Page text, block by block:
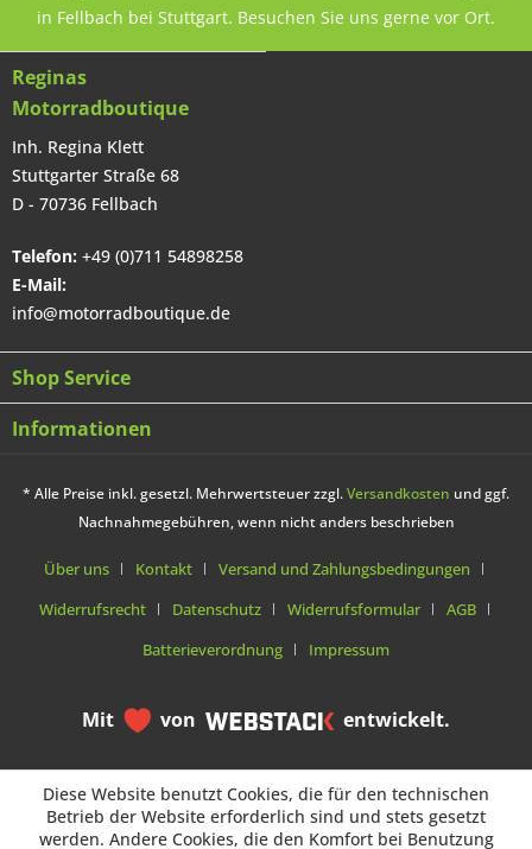
in Fellbach bei Stuttgart. Besuchen Sie uns gerne vor Ort.
Reginas
Motorradboutique
Inh. Regina Klett
Stuttgarter Straße 68
D - 70736 Fellbach
Telefon: +49 (0)711 54898258
E-Mail:
info@motorradboutique.de
Shop Service
Informationen
* Alle Preise inkl. gesetzl. Mehrwertsteuer zzgl.Versandkosten und ggf.
Nachnahmegebühren, wenn nicht anders beschrieben
Über uns Kontakt
Versand und Zahlungsbedingungen
Widerrufsrecht
Datenschutz Widerrufsformular
AGB
Batterieverordnung
Impressum
Mit von entwickelt.
Diese Website benutzt Cookies, die für den technischen
Betrieb der Website erforderlich sind und stets gesetzt
werden. Andere Cookies, die den Komfort bei Benutzung
Diese Website benutzt Cookies, die für den technischen
Betrieb der Website erforderlich sind und stets gesetzt
werden. Andere Cookies, die den Komfort bei Benutzung